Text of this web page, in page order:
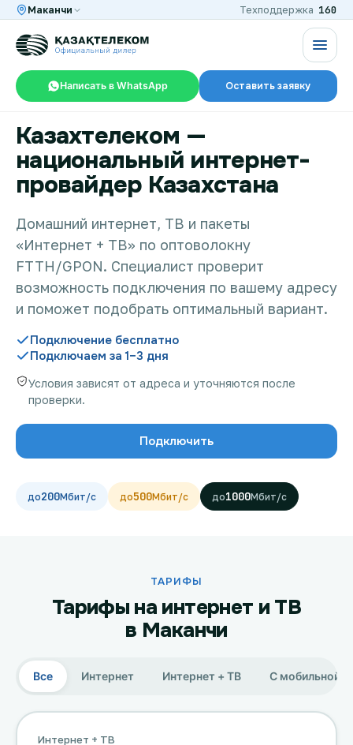
Маканчи Техподдержка 160
Написать в WhatsApp Оставить заявку
Интернет и ТВ в частном доме
Интернет в офис
TV+
Проверить возможность подключения
Проверить возможность подключения по названию
Заявка на подбор тарифа
Подключиться к КазахТелеком
Казахтелеком —
национальный интернет-
провайдер Казахстана
Домашний интернет, ТВ и пакеты
«Интернет + ТВ» по оптоволокну
FTTH/GPON. Специалист проверит
возможность подключения по вашему адресу
и поможет подобрать оптимальный вариант.
Подключение бесплатно
Подключаем за 1–3 дня
Условия зависят от адреса и уточняются после
проверки.
Подключить
200 500 1000
ТАРИФЫ
Тарифы на интернет и ТВ
в Маканчи
Все Интернет Интернет + ТВ С мобильной
Интернет + ТВ